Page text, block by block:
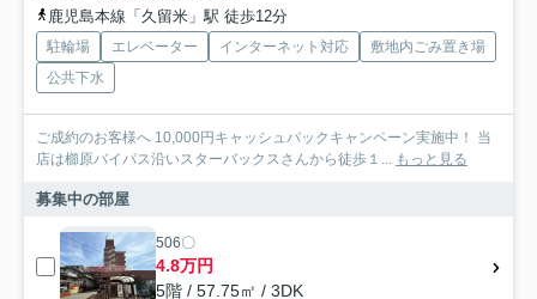
鹿児島本線「久留米」駅 徒歩12分
駐輪場 エレベーター インターネット対応
敷地内ごみ置き場
公共下水
ご成約のお客様へ 10,000円キャッシュバックキャンペーン実施中！ 当
店は櫛原バイパス沿いスターバックスさんから徒歩１...
もっと見る
募集中の部屋
506〇
4.8万円
5階 / 57.75㎡ / 3DK